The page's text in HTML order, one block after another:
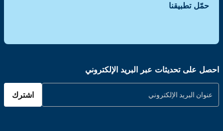
حمّل تطبيقنا
احصل على تحديثات عبر البريد الإلكتروني
اشترك